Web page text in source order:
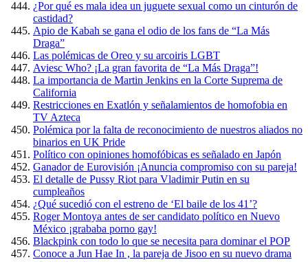
¿Por qué es mala idea un juguete sexual como un cinturón de
castidad?
Apio de Kabah se gana el odio de los fans de “La Más
Draga”
Las polémicas de Oreo y su arcoiris LGBT
Aviesc Who? ¡La gran favorita de “La Más Draga”!
La importancia de Martin Jenkins en la Corte Suprema de
California
Restricciones en Exatlón y señalamientos de homofobia en
TV Azteca
Polémica por la falta de reconocimiento de nuestros aliados no
binarios en UK Pride
Político con opiniones homofóbicas es señalado en Japón
Ganador de Eurovisión ¡Anuncia compromiso con su pareja!
El detalle de Pussy Riot para Vladimir Putin en su
cumpleaños
¿Qué sucedió con el estreno de ‘El baile de los 41’?
Roger Montoya antes de ser candidato político en Nuevo
México ¡grababa porno gay!
Blackpink con todo lo que se necesita para dominar el POP
Conoce a Jun Hae In , la pareja de Jisoo en su nuevo drama